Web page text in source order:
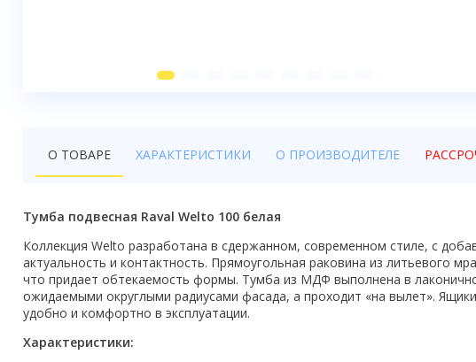
Кухонные мойки
Трапы
Радиаторы отопления
Котлы отопления
О ТОВАРЕ ХАРАКТЕРИСТИКИ О ПРОИЗВОДИТЕЛЕ
Тумба подвесная Raval Welto 100 белая
Коллекция Welto разработана в сдержанном, современном стиле, с
актуальность и контактность. Прямоугольная раковина из литьевого
что придает обтекаемость формы. Тумба из МДФ выполнена в
ожидаемыми округлыми радиусами фасада, а проходит «на вылет».
удобно и комфортно в эксплуатации.
Характеристики: